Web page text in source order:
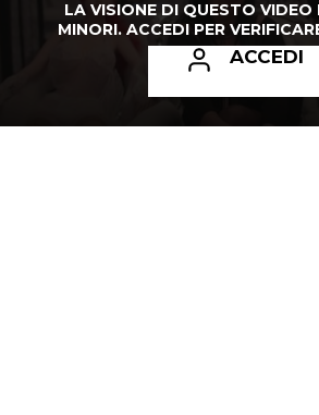
LA VISIONE DI QUESTO VIDEO
MINORI. ACCEDI PER
ACCEDI